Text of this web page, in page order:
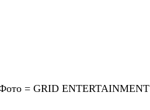
= GRID ENTERTAINMENT